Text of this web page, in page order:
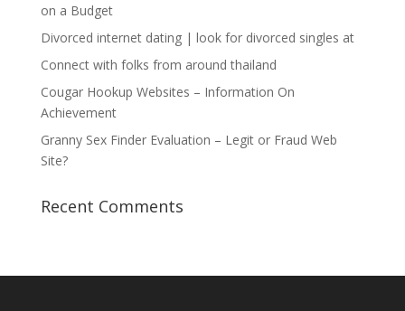
on a Budget
Divorced internet dating | look for divorced singles at
Connect with folks from around thailand
Cougar Hookup Websites – Information On
Achievement
Granny Sex Finder Evaluation – Legit or Fraud Web
Site?
Recent Comments